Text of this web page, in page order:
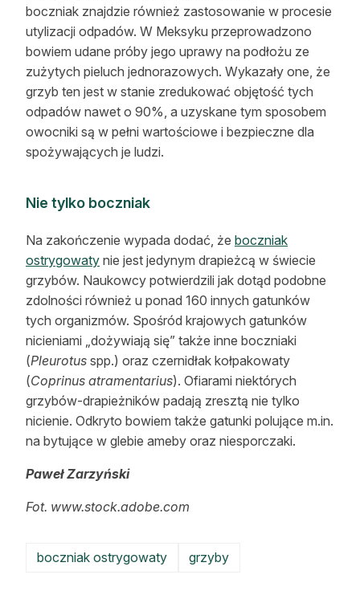
boczniak znajdzie również zastosowanie w procesie
utylizacji odpadów. W Meksyku przeprowadzono
bowiem udane próby jego uprawy na podłożu ze
zużytych pieluch jednorazowych. Wykazały one, że
grzyb ten jest w stanie zredukować objętość tych
odpadów nawet o 90%, a uzyskane tym sposobem
owocniki są w pełni wartościowe i bezpieczne dla
spożywających je ludzi.
Nie tylko boczniak
Na zakończenie wypada dodać, że boczniak
ostrygowaty nie jest jedynym drapieżcą w świecie
grzybów. Naukowcy potwierdzili jak dotąd podobne
zdolności również u ponad 160 innych gatunków
tych organizmów. Spośród krajowych gatunków
nicieniami „dożywiają się” także inne boczniaki
(Pleurotus spp.) oraz czernidłak kołpakowaty
(Coprinus atramentarius). Ofiarami niektórych
grzybów-drapieżników padają zresztą nie tylko
nicienie. Odkryto bowiem także gatunki polujące m.in.
na bytujące w glebie ameby oraz niesporczaki.
Paweł Zarzyński
Fot. www.stock.adobe.com
boczniak ostrygowaty grzyby